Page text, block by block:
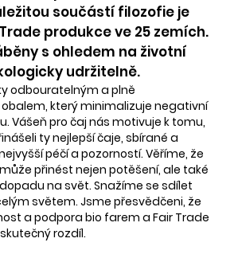
součástí filozofie je
produkce ve 25 zemích.
s ohledem na životní
udržitelně.
odbouratelným a plně
který minimalizuje negativní
Vášeň pro čaj nás motivuje k tomu,
ty nejlepší čaje, sbírané a
péčí a pozorností. Věříme, že
přinést nejen potěšení, ale také
na svět. Snažíme se sdílet
světem. Jsme přesvědčeni, že
a podpora bio farem a Fair Trade
rozdíl.